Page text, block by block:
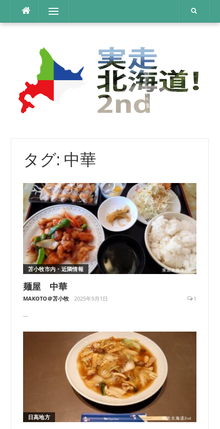
テ
メニュー
タグ: 中華
苫小牧市内・近隣情報
麺屋 中華
MAKOTO＠苫小牧 2025年9月1日 1
...
日高地方